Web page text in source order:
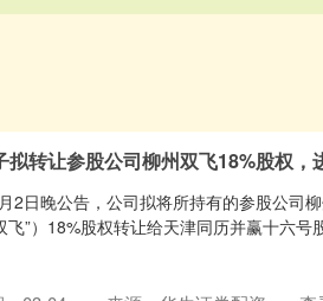
拟转让参股公司柳州双飞18%股权，
2日晚公告，公司拟将所持有的参股公司
飞”）18%股权转让给天津同历并赢十六号